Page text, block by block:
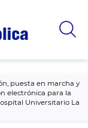
puesta en marcha y
electrónica para la
Universitario La